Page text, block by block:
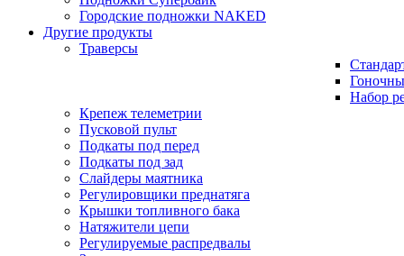
Городские подножки NAKED
Другие продукты
Траверсы
Набор
Крепеж телеметрии
Пусковой пульт
Подкаты под перед
Подкаты под зад
Слайдеры маятника
Регулировщики преднатяга
Крышки топливного бака
Натяжители цепи
Регулируемые распредвалы